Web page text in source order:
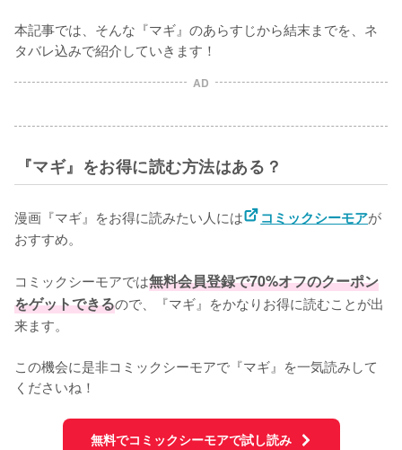
本記事では、そんな『マギ』のあらすじから結末までを、ネ
タバレ込みで紹介していきます！
AD
『マギ』をお得に読む方法はある？
漫画『マギ』をお得に読みたい人には コミックシーモアが
おすすめ。
コミックシーモアでは無料会員登録で70%オフのクーポン
をゲットできるので、『マギ』をかなりお得に読むことが出
来ます。
この機会に是非コミックシーモアで『マギ』を一気読みして
くださいね！
無料でコミックシーモアで試し読み